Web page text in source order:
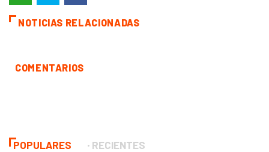
NOTICIAS RELACIONADAS
COMENTARIOS
POPULARES RECIENTES